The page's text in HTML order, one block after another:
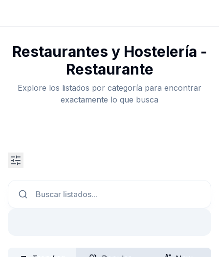
Restaurantes y Hostelería -
Restaurante
Explore los listados por categoría para encontrar
exactamente lo que busca